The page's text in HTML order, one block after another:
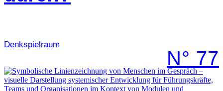
Denk­spielraum
N° 77